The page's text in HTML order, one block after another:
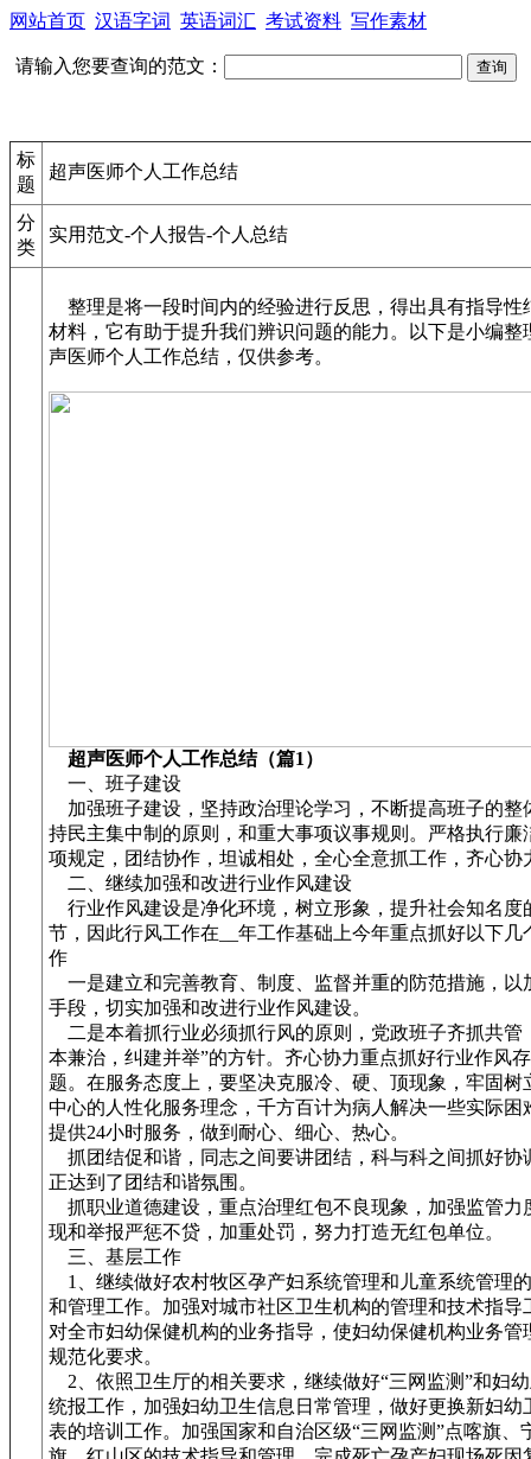
网站首页 汉语字词 英语词汇 考试资料 写作素材
请输入您要查询的范文：
标
题
超声医师个人工作总结
分
类
实用范文-个人报告-个人总结
整理是将一段时间内的经验进行反思，得出具有指导性
材料，它有助于提升我们辨识问题的能力。以下是小编整
声医师个人工作总结，仅供参考。
超声医师个人工作总结（篇1）
一、班子建设
加强班子建设，坚持政治理论学习，不断提高班子的整
持民主集中制的原则，和重大事项议事规则。严格执行廉
项规定，团结协作，坦诚相处，全心全意抓工作，齐心协
二、继续加强和改进行业作风建设
行业作风建设是净化环境，树立形象，提升社会知名度
节，因此行风工作在__年工作基础上今年重点抓好以下几
作
一是建立和完善教育、制度、监督并重的防范措施，以
手段，切实加强和改进行业作风建设。
二是本着抓行业必须抓行风的原则，党政班子齐抓共管
本兼治，纠建并举”的方针。齐心协力重点抓好行业作风
题。在服务态度上，要坚决克服冷、硬、顶现象，牢固树
中心的人性化服务理念，千方百计为病人解决一些实际困
提供24小时服务，做到耐心、细心、热心。
抓团结促和谐，同志之间要讲团结，科与科之间抓好协
正达到了团结和谐氛围。
抓职业道德建设，重点治理红包不良现象，加强监管力
现和举报严惩不贷，加重处罚，努力打造无红包单位。
三、基层工作
1、继续做好农村牧区孕产妇系统管理和儿童系统管理
和管理工作。加强对城市社区卫生机构的管理和技术指导
对全市妇幼保健机构的业务指导，使妇幼保健机构业务管
规范化要求。
2、依照卫生厅的相关要求，继续做好“三网监测”和妇
统报工作，加强妇幼卫生信息日常管理，做好更换新妇幼
表的培训工作。加强国家和自治区级“三网监测”点喀旗、